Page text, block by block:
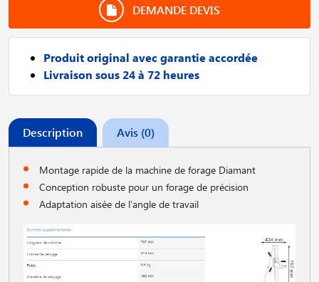
DEMANDE DEVIS
Produit original avec garantie accordée
Livraison sous 24 à 72 heures
Description Avis (0)
Montage rapide de la machine de forage Diamant
Conception robuste pour un forage de précision
Adaptation aisée de l′angle de travail